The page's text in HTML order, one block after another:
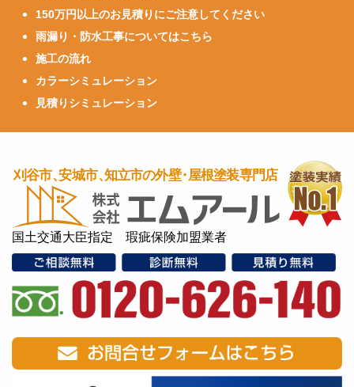
150万円以上のお見積りにご注意してください
雨漏り・防水工事についてはこちら
施工の流れ
カラーシミュレーション
見積りシミュレーション
国土交通大臣指定 瑕疵保険加盟業者